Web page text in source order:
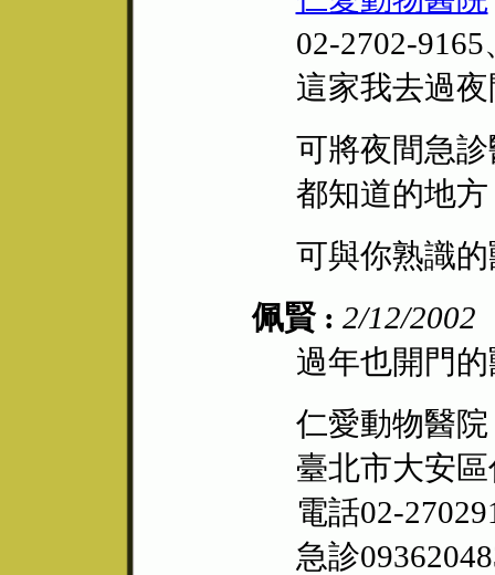
02-2702-
這家我去過
可將夜間急
都知道的地
可與你熟識
佩賢 : 2/12/2002
過年也開門
仁愛動物醫院
臺北市大安
電話02-
急診